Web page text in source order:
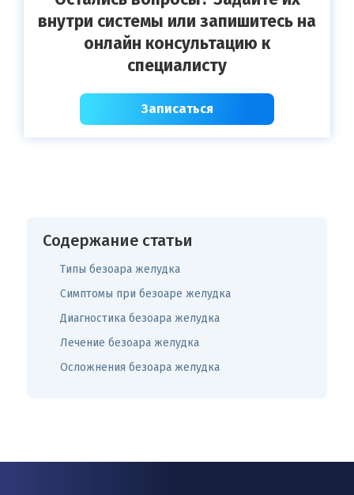
внутри системы или запишитесь на
онлайн консультацию к
специалисту
Записаться
Содержание статьи
Типы безоара желудка
Симптомы при безоаре желудка
Диагностика безоара желудка
Лечение безоара желудка
Осложнения безоара желудка